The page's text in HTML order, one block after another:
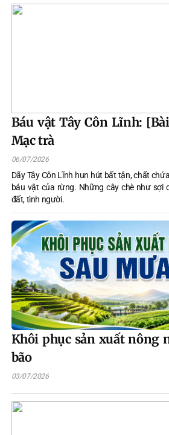
Báu vật Tây Côn Lĩnh:
Mạc trà
06/07/2026
Dãy Tây Côn Lĩnh hun hút bất tận, chất
báu vật của rừng. Những cây chè như sợi
đất, tình người.
Khôi phục sản xuất nông
bão
03/07/2026